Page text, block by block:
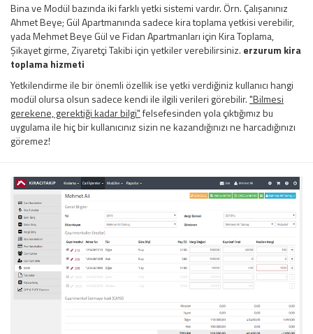
Bina ve Modül bazında iki farklı yetki sistemi vardır. Örn. Çalışanınız
Ahmet Beye; Gül Apartmanında sadece kira toplama yetkisi verebilir,
yada Mehmet Beye Gül ve Fidan Apartmanları için Kira Toplama,
Şikayet girme, Ziyaretçi Takibi için yetkiler verebilirsiniz. erzurum kira
toplama hizmeti
Yetkilendirme ile bir önemli özellik ise yetki verdiğiniz kullanıcı hangi
modül olursa olsun sadece kendi ile ilgili verileri görebilir."Bilmesi
gerekene, gerektiği kadar bilgi"felsefesinden yola çıktığımız bu
uygulama ile hiç bir kullanıcınız sizin ne kazandığınızı ne harcadığınızı
göremez!